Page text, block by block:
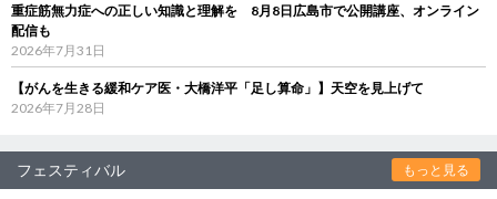
重症筋無力症への正しい知識と理解を 8月8日広島市で公開講座、オンライン
配信も
2026年7月31日
【がんを生きる緩和ケア医・大橋洋平「足し算命」】天空を見上げて
2026年7月28日
フェスティバル もっと見る